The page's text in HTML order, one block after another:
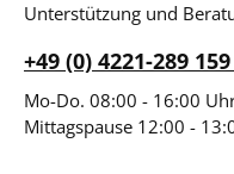
Unterstützung und
+49 (0) 4221-289
Mo-Do. 08:00 - 16:00
Mittagspause 12:00 -